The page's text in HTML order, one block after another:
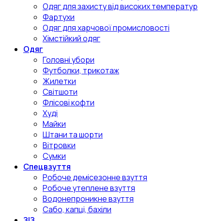
Одяг для захисту від високих температур
Фартухи
Одяг для харчової промисловості
Хімстійкий одяг
Одяг
Головні убори
Футболки, трикотаж
Жилетки
Світшоти
Флісові кофти
Худі
Майки
Штани та шорти
Вітровки
Сумки
Спецвзуття
Робоче демісезонне взуття
Робоче утеплене взуття
Водонепроникне взуття
Сабо, капці, бахіли